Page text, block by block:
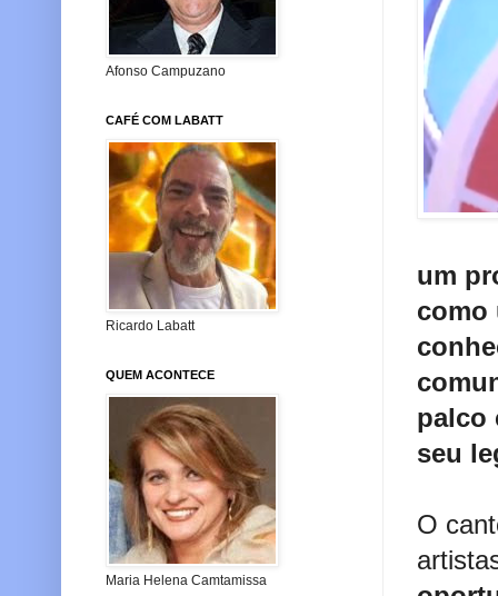
um
como
palco
seu
O
Afonso Campuzano
CAFÉ COM LABATT
Ricardo Labatt
QUEM ACONTECE
Maria Helena Camtamissa